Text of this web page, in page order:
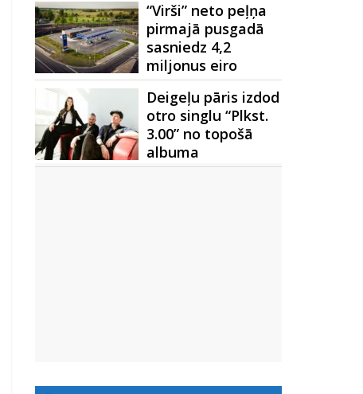
“Virši” neto peļņa
pirmajā pusgadā
sasniedz 4,2
miljonus eiro
Deigeļu pāris izdod
otro singlu “Plkst.
3.00” no topošā
albuma